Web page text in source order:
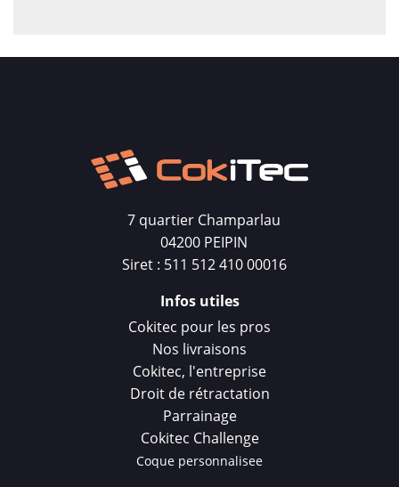
7 quartier Champarlau
04200 PEIPIN
Siret : 511 512 410 00016
Infos utiles
Cokitec pour les pros
Nos livraisons
Cokitec, l'entreprise
Droit de rétractation
Parrainage
Cokitec Challenge
Coque personnalisee